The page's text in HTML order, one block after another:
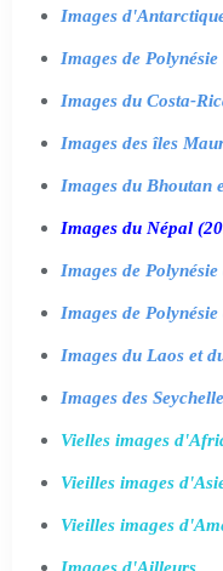
Images
Images de
Images du Costa-
Images des îles
Images du Bhoutan
Images du Népal
Images de
Images de
Images du Laos et
Images des
Vielles images
Vieilles images
Vieilles images